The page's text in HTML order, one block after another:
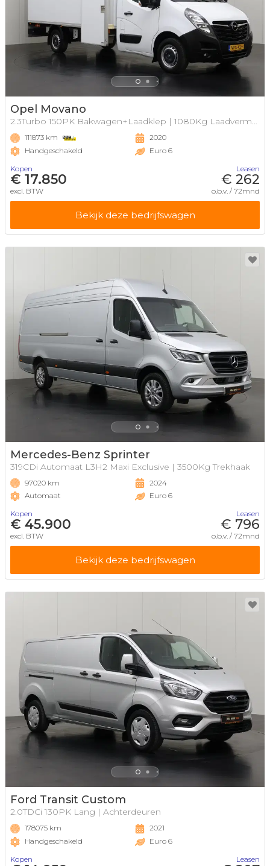
Opel Movano
2.3Turbo 150PK Bakwagen+Laadklep | 1080Kg Laadvermogen
111873 km
Handgeschakeld
2020
Euro 6
Kopen
€ 17.850
excl. BTW
Leasen
€ 262
o.b.v. / 72mnd
Bekijk deze bedrijfswagen
Mercedes-Benz Sprinter
319CDi Automaat L3H2 Maxi Exclusive | 3500Kg Trekhaak
97020 km
Automaat
2024
Euro 6
Kopen
€ 45.900
excl. BTW
Leasen
€ 796
o.b.v. / 72mnd
Bekijk deze bedrijfswagen
Ford Transit Custom
2.0TDCi 130PK Lang | Achterdeuren
178075 km
Handgeschakeld
2021
Euro 6
Kopen
Leasen